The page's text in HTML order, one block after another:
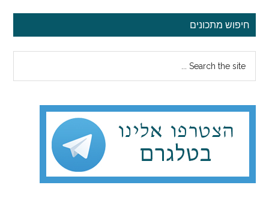
סרגל
ראשי
חיפוש מתכונים